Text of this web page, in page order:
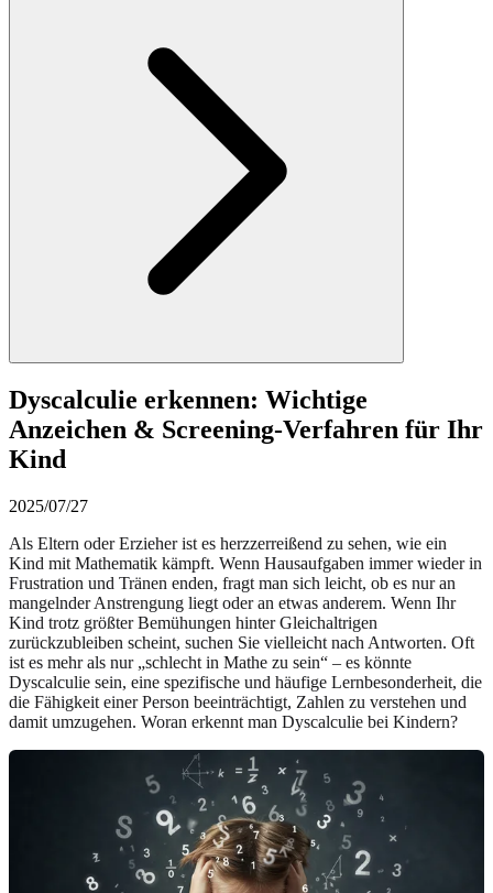
Dyscalculie erkennen: Wichtige
Anzeichen & Screening-Verfahren für Ihr
Kind
2025/07/27
Als Eltern oder Erzieher ist es herzzerreißend zu sehen, wie ein
Kind mit Mathematik kämpft. Wenn Hausaufgaben immer wieder in
Frustration und Tränen enden, fragt man sich leicht, ob es nur an
mangelnder Anstrengung liegt oder an etwas anderem. Wenn Ihr
Kind trotz größter Bemühungen hinter Gleichaltrigen
zurückzubleiben scheint, suchen Sie vielleicht nach Antworten. Oft
ist es mehr als nur „schlecht in Mathe zu sein“ – es könnte
Dyscalculie sein, eine spezifische und häufige Lernbesonderheit, die
die Fähigkeit einer Person beeinträchtigt, Zahlen zu verstehen und
damit umzugehen. Woran erkennt man Dyscalculie bei Kindern?